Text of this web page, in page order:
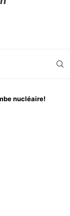
nucléaire!